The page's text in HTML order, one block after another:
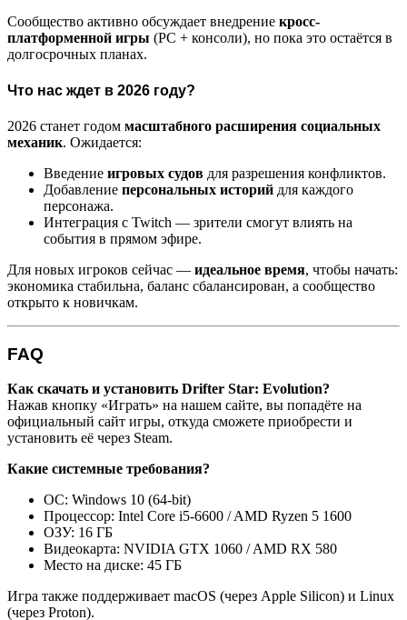
Сообщество активно обсуждает внедрение кросс-
платформенной игры (PC + консоли), но пока это остаётся в
долгосрочных планах.
Что нас ждет в 2026 году?
2026 станет годом масштабного расширения социальных
механик. Ожидается:
Введение игровых судов для разрешения конфликтов.
Добавление персональных историй для каждого
персонажа.
Интеграция с Twitch — зрители смогут влиять на
события в прямом эфире.
Для новых игроков сейчас — идеальное время, чтобы начать:
экономика стабильна, баланс сбалансирован, а сообщество
открыто к новичкам.
FAQ
Как скачать и установить Drifter Star: Evolution?
Нажав кнопку «Играть» на нашем сайте, вы попадёте на
официальный сайт игры, откуда сможете приобрести и
установить её через Steam.
Какие системные требования?
ОС: Windows 10 (64-bit)
Процессор: Intel Core i5-6600 / AMD Ryzen 5 1600
ОЗУ: 16 ГБ
Видеокарта: NVIDIA GTX 1060 / AMD RX 580
Место на диске: 45 ГБ
Игра также поддерживает macOS (через Apple Silicon) и Linux
(через Proton).